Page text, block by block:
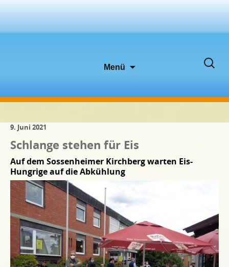
Menü
Suchen
9. Juni 2021
Schlange stehen für Eis
Auf dem Sossenheimer Kirchberg warten Eis-
Hungrige auf die Abkühlung